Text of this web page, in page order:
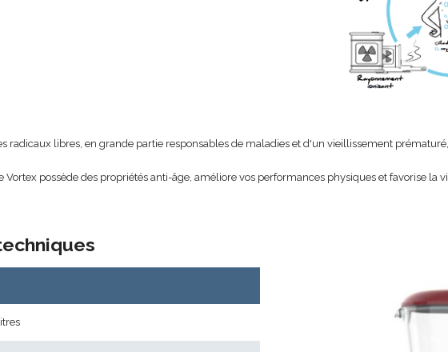
radicaux libres, en grande partie responsables de maladies et d'un vieillissement
Vortex possède des propriétés anti-âge, améliore vos performances physiques et favorise la